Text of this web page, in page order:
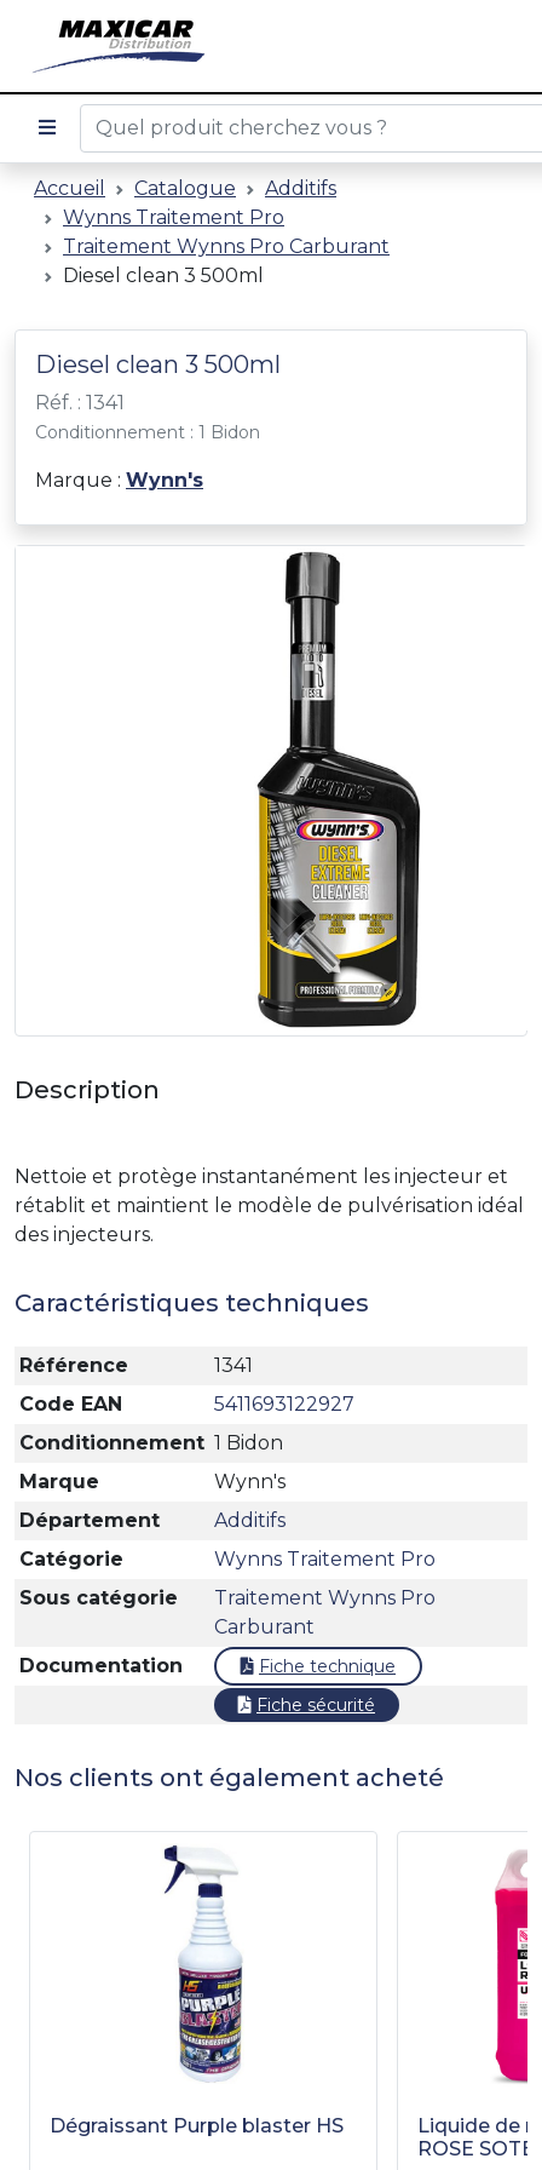
Accueil Catalogue
Additifs
Wynns Traitement Pro
Traitement Wynns Pro Carburant
Diesel clean 3 500ml
Description
Nettoie et protège instantanément les injecteur et
rétablit et maintient le modèle de pulvérisation idéal
des injecteurs.
Caractéristiques techniques
Référence
1341
Code EAN
5411693122927
Conditionnement 1 Bidon
Marque
Wynn's
Département
Additifs
Catégorie
Wynns Traitement Pro
Sous catégorie
Traitement Wynns Pro
Carburant
Documentation
Fiche technique
Fiche sécurité
Nos clients ont également acheté
Dégraissant Purple blaster HS
Liquide de
ROSE
Diesel clean 3 500ml
Réf. : 1341
Conditionnement : 1 Bidon
Marque : Wynn's